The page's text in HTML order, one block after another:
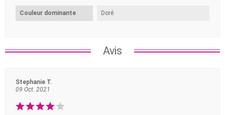
Couleur dominante Doré
Avis
Stephanie T.
09 Oct. 2021